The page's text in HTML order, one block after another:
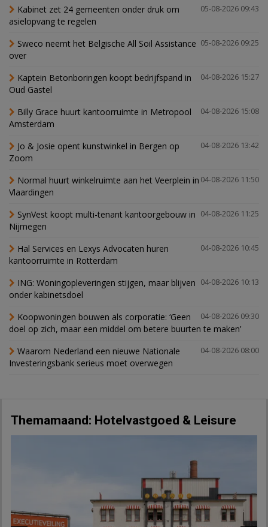
05-08-2026 09:43
Kabinet zet 24 gemeenten onder druk om
asielopvang te regelen
05-08-2026 09:25
Sweco neemt het Belgische All Soil Assistance
over
04-08-2026 15:27
Kaptein Betonboringen koopt bedrijfspand in
Oud Gastel
04-08-2026 15:08
Billy Grace huurt kantoorruimte in Metropool
Amsterdam
04-08-2026 13:42
Jo & Josie opent kunstwinkel in Bergen op
Zoom
04-08-2026 11:50
Normal huurt winkelruimte aan het Veerplein in
Vlaardingen
04-08-2026 11:25
SynVest koopt multi-tenant kantoorgebouw in
Nijmegen
04-08-2026 10:45
Hal Services en Lexys Advocaten huren
kantoorruimte in Rotterdam
04-08-2026 10:13
ING: Woningopleveringen stijgen, maar blijven
onder kabinetsdoel
04-08-2026 09:30
Koopwoningen bouwen als corporatie: ‘Geen
doel op zich, maar een middel om betere buurten te maken’
04-08-2026 08:00
Waarom Nederland een nieuwe Nationale
Investeringsbank serieus moet overwegen
Themamaand: Hotelvastgoed & Leisure